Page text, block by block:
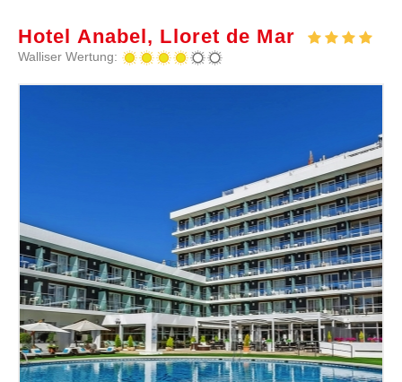
Hotel Anabel, Lloret de Mar
Walliser Wertung: